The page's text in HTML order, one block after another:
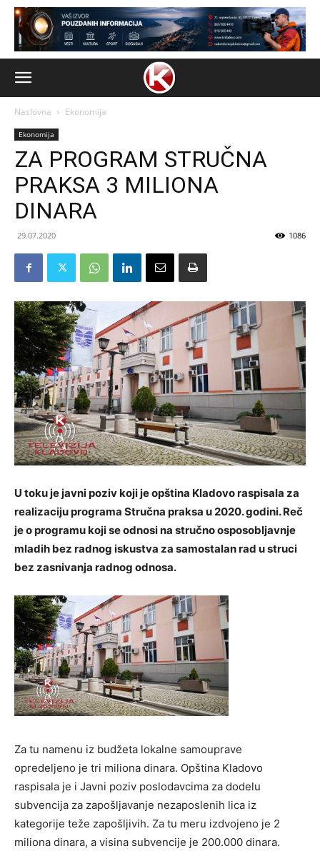
Naslovna Ekonomija
Ekonomija
ZA PROGRAM STRUČNA
PRAKSA 3 MILIONA
DINARA
29.07.2020 1086
U toku je javni poziv koji je opština Kladovo raspisala za
realizaciju programa Stručna praksa u 2020. godini. Reč
je o programu koji se odnosi na stručno osposobljavnje
mladih bez radnog iskustva za samostalan rad u struci
bez zasnivanja radnog odnosa.
Za tu namenu iz budžeta lokalne samouprave
opredeljeno je tri miliona dinara. Opština Kladovo
raspisala je i Javni poziv poslodavcima za dodelu
subvencija za zapošljavanje nezaposlenih lica iz
kategorije teže zapošljivih. Za tu meru izdvojeno je 2
miliona dinara, a visina subvencije je 200.000 dinara.